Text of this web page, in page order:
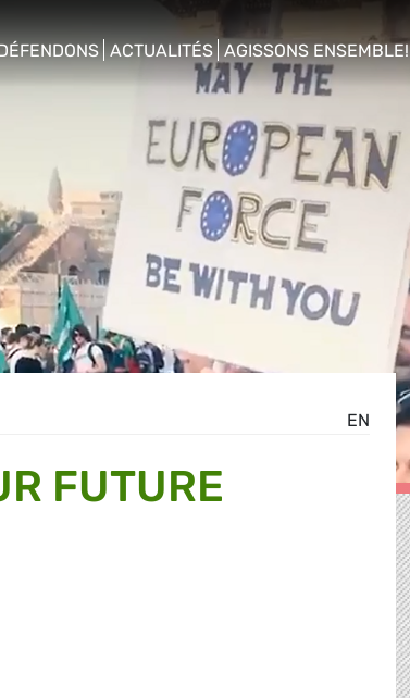
ACTUALITÉS
show/hide sub menu
AGISSONS ENSEMBLE!
show/hide sub menu
EN
FUTURE